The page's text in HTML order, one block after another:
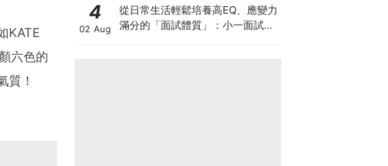
KATE
六色的
質！
4
02 Aug
從日常生活輕鬆培養高EQ、應變力
滿分的「面試體質」：小一面試最